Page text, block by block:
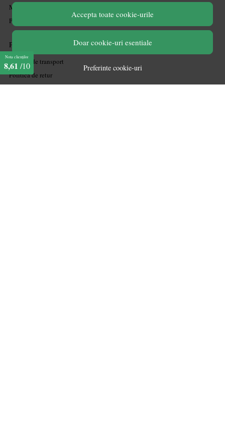
Accepta toate cookie-urile
Doar cookie-uri esentiale
Preferinte cookie-uri
Mărturiile clienților
Politica de Cookies
PLATA SI LIVRARE
Politica de transport
Politica de retur
Nota clienților
8,61 /10